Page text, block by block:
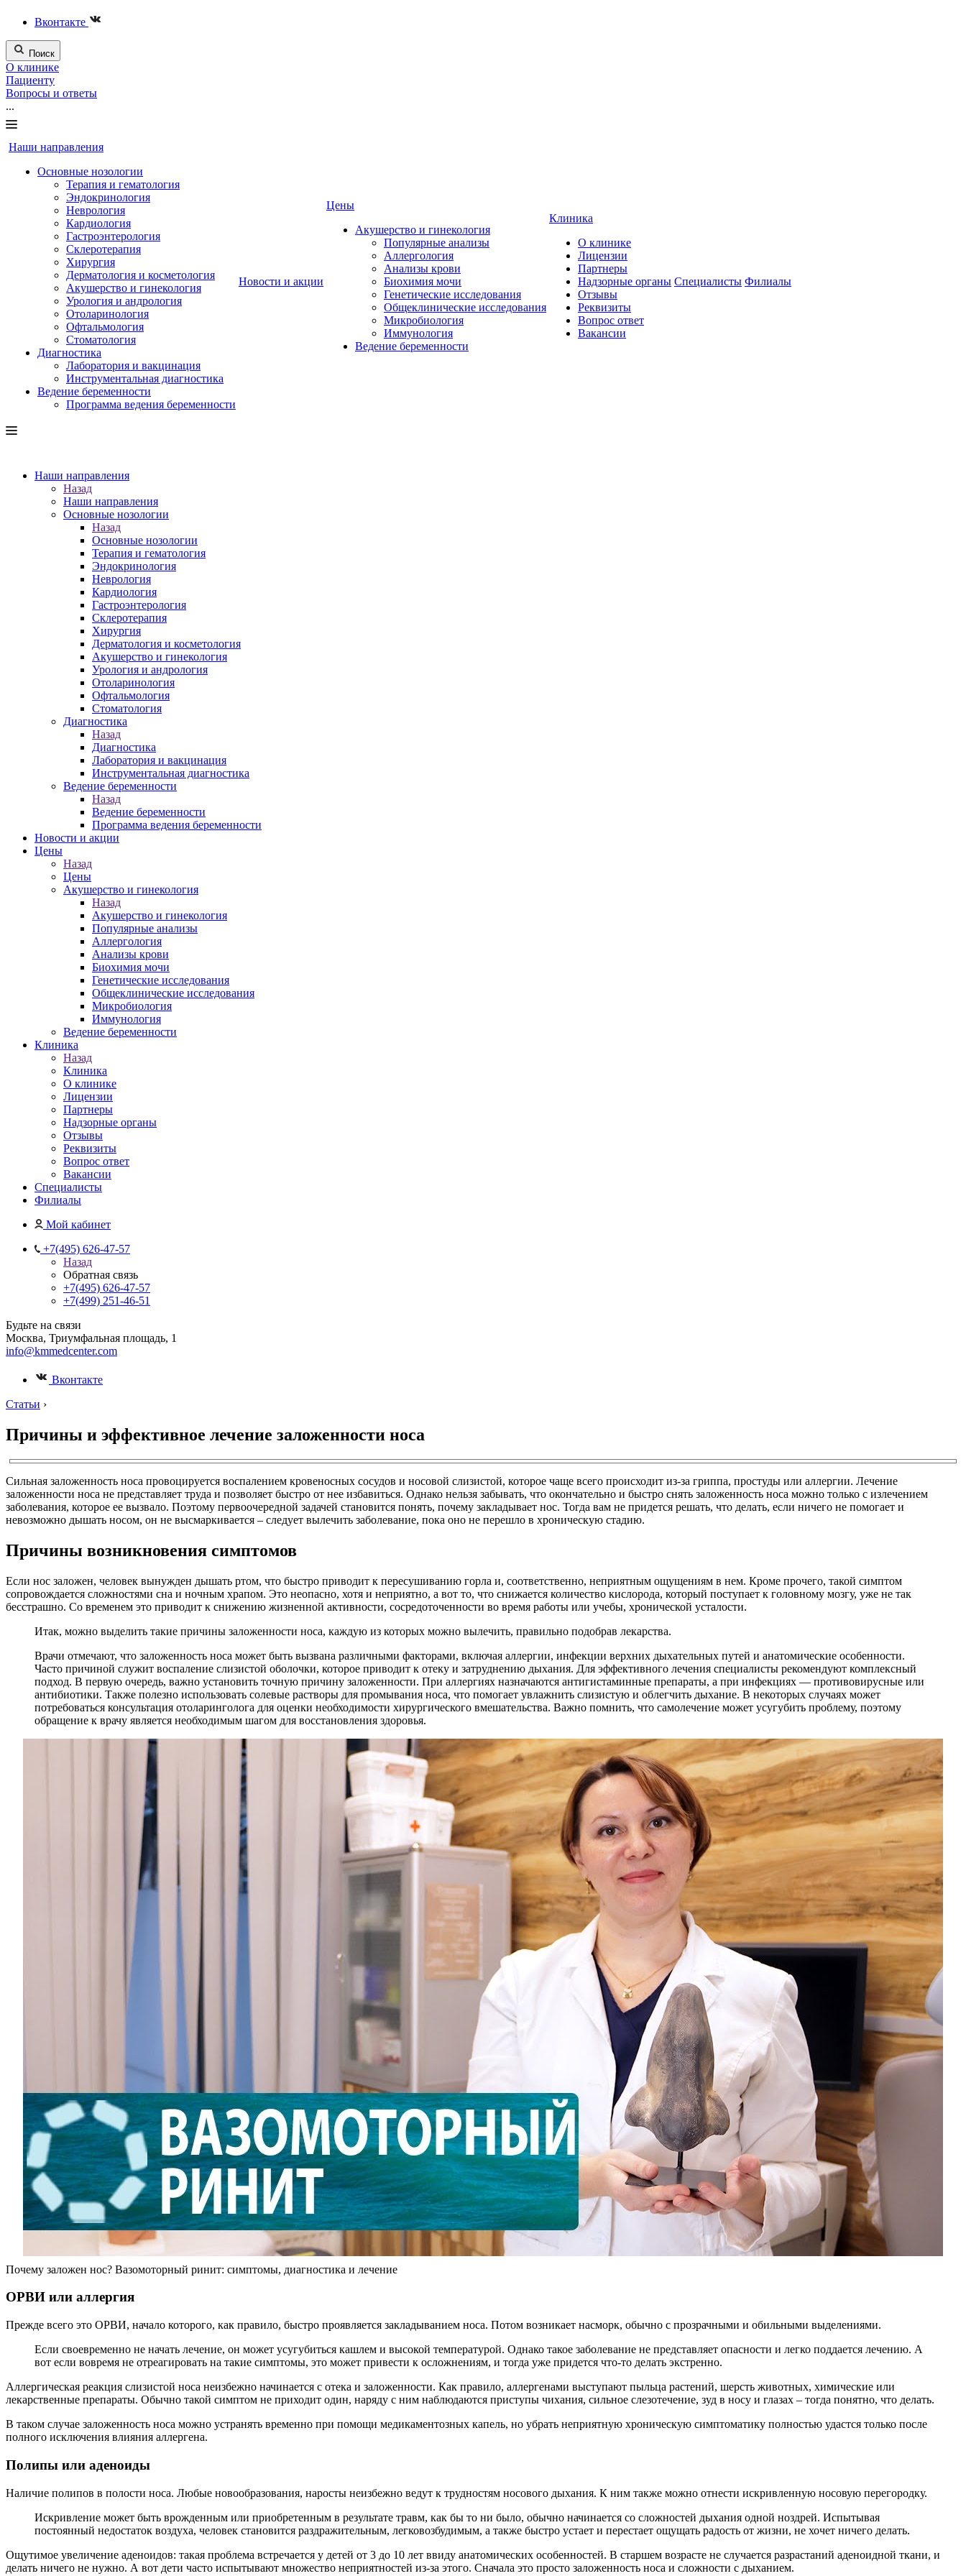
Вконтакте
Поиск
О клинике
Пациенту
Вопросы и ответы
...
Наши направления
Основные нозологии
Терапия и гематология
Эндокринология
Неврология
Кардиология
Гастроэнтерология
Склеротерапия
Хирургия
Дерматология и косметология
Акушерство и гинекология
Урология и андрология
Отоларинология
Офтальмология
Стоматология
Диагностика
Лаборатория и вакцинация
Инструментальная диагностика
Ведение беременности
Программа ведения беременности
Новости и акции
Цены
Акушерство и гинекология
Популярные анализы
Аллергология
Анализы крови
Биохимия мочи
Генетические исследования
Общеклинические исследования
Микробиология
Иммунология
Ведение беременности
Клиника
О клинике
Лицензии
Партнеры
Надзорные органы
Отзывы
Реквизиты
Вопрос ответ
Вакансии
Специалисты Филиалы
Наши направления
Назад
Наши направления
Основные нозологии
Назад
Основные нозологии
Терапия и гематология
Эндокринология
Неврология
Кардиология
Гастроэнтерология
Склеротерапия
Хирургия
Дерматология и косметология
Акушерство и гинекология
Урология и андрология
Отоларинология
Офтальмология
Стоматология
Диагностика
Назад
Диагностика
Лаборатория и вакцинация
Инструментальная диагностика
Ведение беременности
Назад
Ведение беременности
Программа ведения беременности
Новости и акции
Цены
Назад
Цены
Акушерство и гинекология
Назад
Акушерство и гинекология
Популярные анализы
Аллергология
Анализы крови
Биохимия мочи
Генетические исследования
Общеклинические исследования
Микробиология
Иммунология
Ведение беременности
Клиника
Назад
Клиника
О клинике
Лицензии
Партнеры
Надзорные органы
Отзывы
Реквизиты
Вопрос ответ
Вакансии
Специалисты
Филиалы
Мой кабинет
+7(495) 626-47-57
Назад
Обратная связь
+7(495) 626-47-57
+7(499) 251-46-51
Будьте на связи
Москва, Триумфальная площадь, 1
info@kmmedcenter.com
Вконтакте
Статьи ›
Причины и эффективное лечение заложенности носа
Сильная заложенность носа провоцируется воспалением кровеносных сосудов и носовой слизистой, которое чаще всего происходит из-за гриппа, простуды или аллергии. Лечение
заложенности носа не представляет труда и позволяет быстро от нее избавиться. Однако нельзя забывать, что окончательно и быстро снять заложенность носа можно только с излечением
заболевания, которое ее вызвало. Поэтому первоочередной задачей становится понять, почему закладывает нос. Тогда вам не придется решать, что делать, если ничего не помогает и
невозможно дышать носом, он не высмаркивается – следует вылечить заболевание, пока оно не перешло в хроническую стадию.
Причины возникновения симптомов
Если нос заложен, человек вынужден дышать ртом, что быстро приводит к пересушиванию горла и, соответственно, неприятным ощущениям в нем. Кроме прочего, такой симптом
сопровождается сложностями сна и ночным храпом. Это неопасно, хотя и неприятно, а вот то, что снижается количество кислорода, который поступает к головному мозгу, уже не так
бесстрашно. Со временем это приводит к снижению жизненной активности, сосредоточенности во время работы или учебы, хронической усталости.
Итак, можно выделить такие причины заложенности носа, каждую из которых можно вылечить, правильно подобрав лекарства.
Врачи отмечают, что заложенность носа может быть вызвана различными факторами, включая аллергии, инфекции верхних дыхательных путей и анатомические особенности.
Часто причиной служит воспаление слизистой оболочки, которое приводит к отеку и затруднению дыхания. Для эффективного лечения специалисты рекомендуют комплексный
подход. В первую очередь, важно установить точную причину заложенности. При аллергиях назначаются антигистаминные препараты, а при инфекциях — противовирусные или
антибиотики. Также полезно использовать солевые растворы для промывания носа, что помогает увлажнить слизистую и облегчить дыхание. В некоторых случаях может
потребоваться консультация отоларинголога для оценки необходимости хирургического вмешательства. Важно помнить, что самолечение может усугубить проблему, поэтому
обращение к врачу является необходимым шагом для восстановления здоровья.
Почему заложен нос? Вазомоторный ринит: симптомы, диагностика и лечение
ОРВИ или аллергия
Прежде всего это ОРВИ, начало которого, как правило, быстро проявляется закладыванием носа. Потом возникает насморк, обычно с прозрачными и обильными выделениями.
Если своевременно не начать лечение, он может усугубиться кашлем и высокой температурой. Однако такое заболевание не представляет опасности и легко поддается лечению. А
вот если вовремя не отреагировать на такие симптомы, это может привести к осложнениям, и тогда уже придется что-то делать экстренно.
Аллергическая реакция слизистой носа неизбежно начинается с отека и заложенности. Как правило, аллергенами выступают пыльца растений, шерсть животных, химические или
лекарственные препараты. Обычно такой симптом не приходит один, наряду с ним наблюдаются приступы чихания, сильное слезотечение, зуд в носу и глазах – тогда понятно, что делать.
В таком случае заложенность носа можно устранять временно при помощи медикаментозных капель, но убрать неприятную хроническую симптоматику полностью удастся только после
полного исключения влияния аллергена.
Полипы или аденоиды
Наличие полипов в полости носа. Любые новообразования, наросты неизбежно ведут к трудностям носового дыхания. К ним также можно отнести искривленную носовую перегородку.
Искривление может быть врожденным или приобретенным в результате травм, как бы то ни было, обычно начинается со сложностей дыхания одной ноздрей. Испытывая
постоянный недостаток воздуха, человек становится раздражительным, легковозбудимым, а также быстро устает и перестает ощущать радость от жизни, не хочет ничего делать.
Ощутимое увеличение аденоидов: такая проблема встречается у детей от 3 до 10 лет ввиду анатомических особенностей. В старшем возрасте не случается разрастаний аденоидной ткани, и
делать ничего не нужно. А вот дети часто испытывают множество неприятностей из-за этого. Сначала это просто заложенность носа и сложности с дыханием.